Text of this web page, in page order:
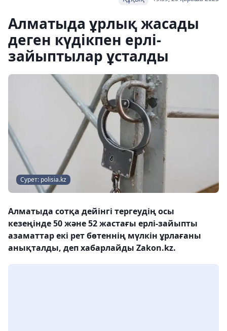
Алматыда ұрлық жасады
деген күдікпен ерлі-
зайыптылар ұсталды
Сурет: polisia.kz
Алматыда сотқа дейінгі тергеудің осы
кезеңінде 50 және 52 жастағы ерлі-зайыпты
азаматтар екі рет бөтеннің мүлкін ұрлағаны
анықталды, деп хабарлайды Zakon.kz.